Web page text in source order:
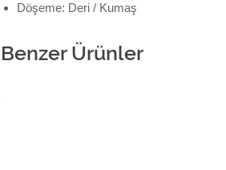
Döşeme: Deri / Kumaş
Benzer Ürünler